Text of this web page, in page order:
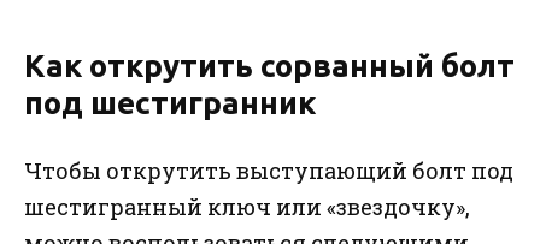
Как открутить сорванный болт
под шестигранник
Чтобы открутить выступающий болт под
шестигранный ключ или «звездочку»,